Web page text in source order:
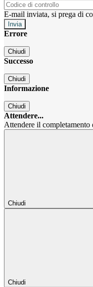
E-mail inviata, si prega di
Errore
Chiudi
Successo
Chiudi
Informazione
Chiudi
Attendere...
Attendere il completamento
Chiudi
Chiudi